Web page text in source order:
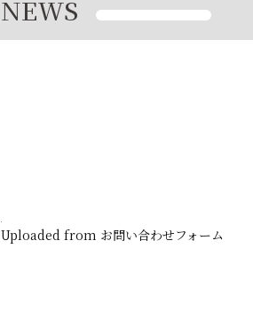
NEWS
Uploaded from お問い合わせフォーム